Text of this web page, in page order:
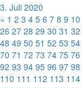
3. Juli 2020
« 1 2 3 4 5 6 7 8 9 10
26 27 28 29 30 31 32
48 49 50 51 52 53 54
70 71 72 73 74 75 76
92 93 94 95 96 97 98
110 111 112 113 114